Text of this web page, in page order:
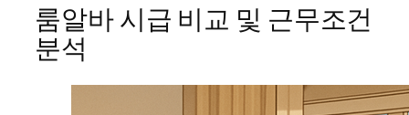
룸알바 시급 비교 및 근무조건
분석